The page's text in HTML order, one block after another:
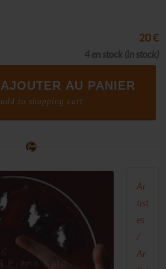
20 €
4 en stock (in stock)
AJOUTER AU PANIER
add to shopping cart
Ar
tist
es
/
Ar